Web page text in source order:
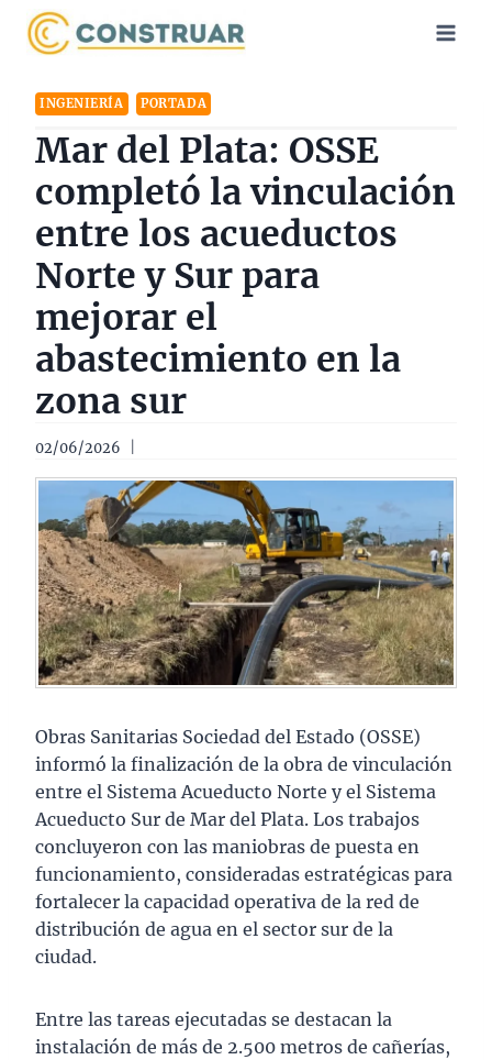
Saltar
INGENIERÍA PORTADA
Mar del Plata: OSSE
completó la vinculación
entre los acueductos
Norte y Sur para
mejorar el
abastecimiento en la
zona sur
02/06/2026
Obras Sanitarias Sociedad del Estado (OSSE)
informó la finalización de la obra de vinculación
entre el Sistema Acueducto Norte y el Sistema
Acueducto Sur de Mar del Plata. Los trabajos
concluyeron con las maniobras de puesta en
funcionamiento, consideradas estratégicas para
fortalecer la capacidad operativa de la red de
distribución de agua en el sector sur de la
ciudad.
Entre las tareas ejecutadas se destacan la
instalación de más de 2.500 metros de cañerías,